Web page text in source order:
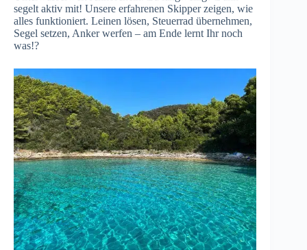
segelt aktiv mit! Unsere erfahrenen Skipper zeigen, wie
alles funktioniert. Leinen lösen, Steuerrad übernehmen,
Segel setzen, Anker werfen – am Ende lernt Ihr noch
was!?